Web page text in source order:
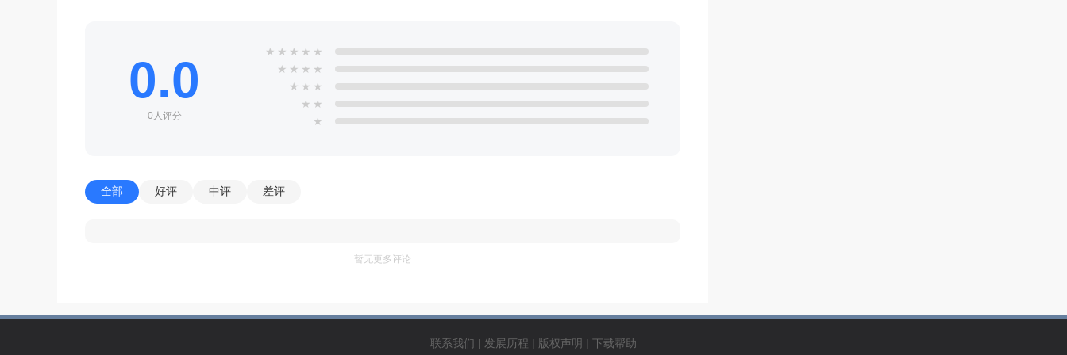
0.0
0人评分
★ ★ ★ ★ ★
★ ★ ★ ★
★ ★ ★
★ ★
★
全部 好评 中评 差评
暂无更多评论
联系我们 | 发展历程 | 版权声明 | 下载帮助